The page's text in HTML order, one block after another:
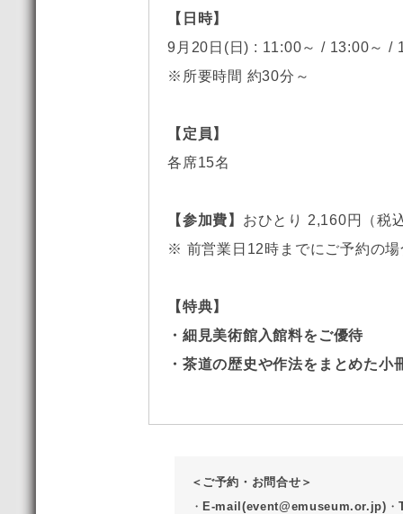
【日時】
9月20日(日) : 11:00～ / 13:00～ /
※所要時間 約30分～
【定員】
各席15名
【参加費】 おひとり 2,160円（税
※ 前営業日12時までにご予約の
【特典】
・細見美術館入館料をご優待
・茶道の歴史や作法をまとめた小
＜ご予約・お問合せ＞
・ E-mail(event@emuseum.or.jp) ・